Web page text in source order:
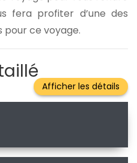
fera profiter d’une des
pour ce voyage.